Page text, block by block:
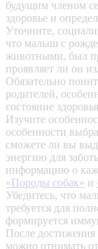
будущим членом
здоровье и
Уточните,
что малыш с
животными, был
проявляет ли он
Обязательно
родителей,
состояние
Изучите
особенности
сможете ли вы
энергию для
информацию о
«Породы собак» и
Убедитесь, что
требуется для
формируется
После достижения
можно отнимать